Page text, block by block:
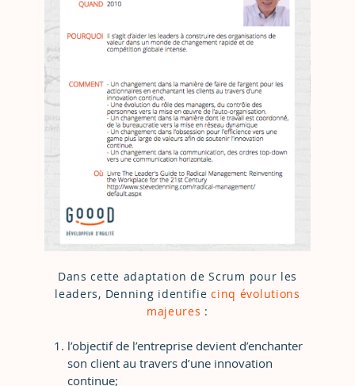
Dans cette adaptation de Scrum pour les
leaders, Denning identifiecinq évolutions
majeures :
l’objectif de l’entreprise devient d’enchanter
son client au travers d’une innovation
continue;